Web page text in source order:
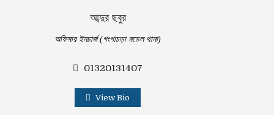
আব্দুর ছবুর
অফিসার ইনচার্জ (গংগাচড়া মডেল থানা)
01320131407
View Bio